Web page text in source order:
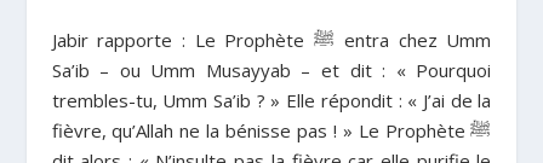
Jabir rapporte : Le Prophète ﷺ entra chez Umm
Sa’ib – ou Umm Musayyab – et dit : « Pourquoi
trembles-tu, Umm Sa’ib ? » Elle répondit : « J’ai de la
fièvre, qu’Allah ne la bénisse pas ! » Le Prophète ﷺ